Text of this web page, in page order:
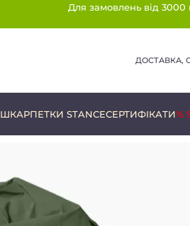
Для замовлень від
ДОСТАВКА,
ШКАРПЕТКИ STANCEСЕРТИФІКАТИ%